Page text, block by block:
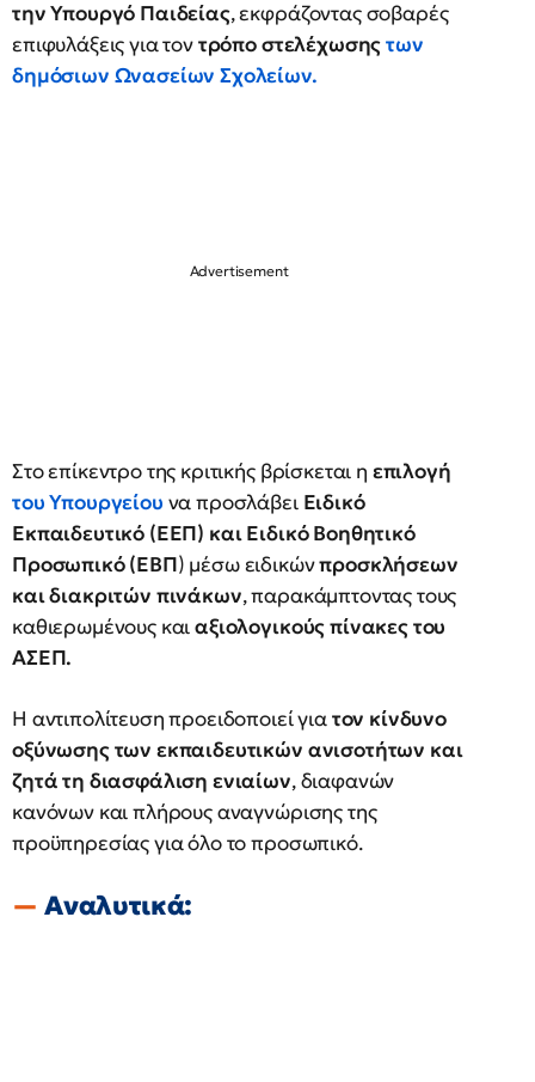
την Υπουργό Παιδείας, εκφράζοντας σοβαρές
επιφυλάξεις για τοντρόπο στελέχωσηςτων
δημόσιων Ωνασείων Σχολείων.
Στο επίκεντρο της κριτικής βρίσκεται η επιλογή
του Υπουργείου να προσλάβει Ειδικό
Εκπαιδευτικό (ΕΕΠ) και Ειδικό Βοηθητικό
Προσωπικό (ΕΒΠ) μέσω ειδικώνπροσκλήσεων
και διακριτών πινάκων, παρακάμπτοντας τους
καθιερωμένους καιαξιολογικούς πίνακες του
ΑΣΕΠ.
Η αντιπολίτευση προειδοποιεί γιατον κίνδυνο
οξύνωσης των εκπαιδευτικών ανισοτήτων και
ζητά τη διασφάλιση ενιαίων, διαφανών
κανόνων και πλήρους αναγνώρισης της
προϋπηρεσίας για όλο το προσωπικό.
Αναλυτικά: